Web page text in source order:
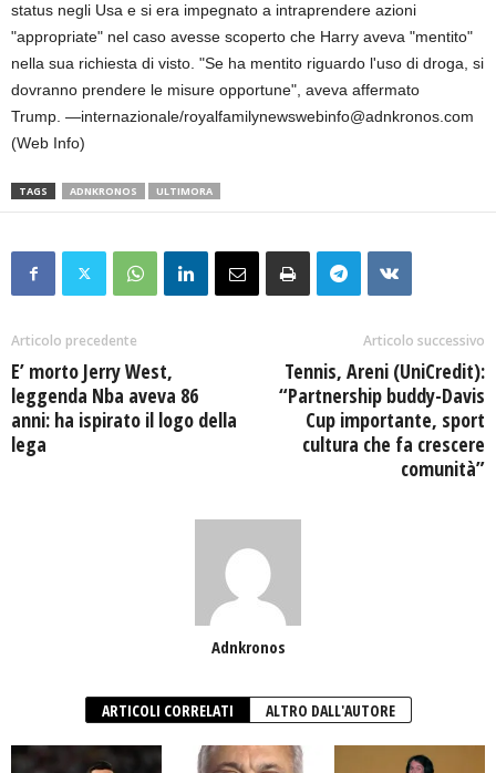
status negli Usa e si era impegnato a intraprendere azioni
"appropriate" nel caso avesse scoperto che Harry aveva "mentito"
nella sua richiesta di visto. "Se ha mentito riguardo l'uso di droga, si
dovranno prendere le misure opportune", aveva affermato
Trump. —internazionale/royalfamilynewswebinfo@adnkronos.com
(Web Info)
TAGS ADNKRONOS ULTIMORA
Articolo precedente
E’ morto Jerry West,
leggenda Nba aveva 86
anni: ha ispirato il logo della
lega
Articolo successivo
Tennis, Areni (UniCredit):
“Partnership buddy-Davis
Cup importante, sport
cultura che fa crescere
comunità”
Adnkronos
ARTICOLI CORRELATI ALTRO DALL'AUTORE